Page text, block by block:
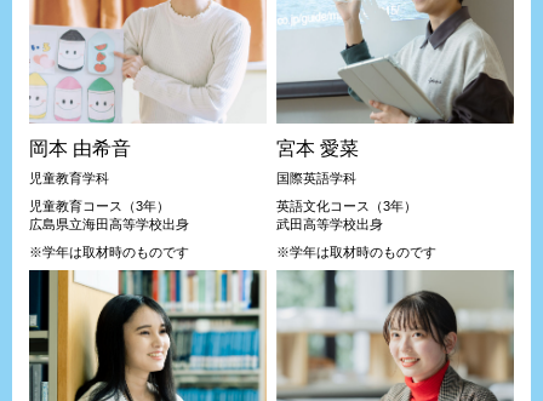
岡本 由希音
児童教育学科
児童教育コース（3年）
広島県立海田高等学校出身
※学年は取材時のものです
宮本 愛菜
国際英語学科
英語文化コース（3年）
武田高等学校出身
※学年は取材時のものです